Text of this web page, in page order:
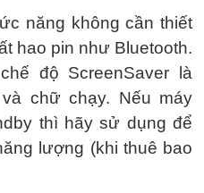
năng không cần thiết
hao pin như Bluetooth.
độ ScreenSaver là
chữ chạy. Nếu máy
thì hãy sử dụng để
lượng (khi thuê bao